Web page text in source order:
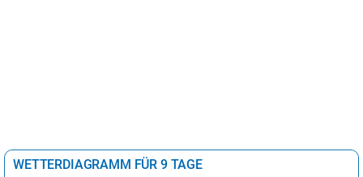
WETTERDIAGRAMM FÜR 9 TAGE